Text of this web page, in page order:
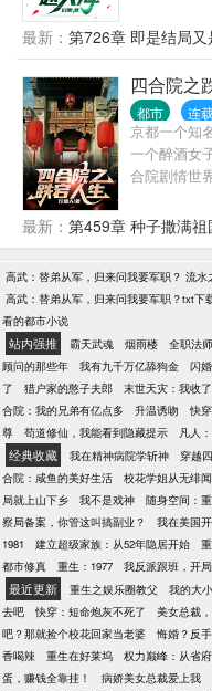
到了六十年
心壮志，只
微体面点的
最新： 第726章 即是结局又
四合院之
都市 连载
京都一个知
一个醉酒女
合院剧情世
自己的生活
写，想大家
代普通老百
最新： 第459章 种子撒满祖
高武：替弟从军，归来问我要军职？ 流水
高武：替弟从军，归来问我要军职？txt下
看的都市小说
站内强推 霸天武魂 烟雨楼 全职法师
顾问的那些年
我有九千万亿舔狗金 闪
了
猎户家的憨子夫郎 末世天灾：我收
合院：我的兄弟有亿点多
升温诱吻 快
尊
苟道修仙，我能看到隐藏提示 凡人
经典收藏 我在精神病院学斩神 穿越
合院：咸鱼的美好生活
校花学姐从无绯
局就上山下乡
我不是戏神 随身空间：
察局备案，你管这叫搞副业？
我在美国
1981
建立超级家族：从52年隐居开始
都市修真
重生：1977 我反派跟班，开
最近更新 重生之娱乐圈教父 我的大
去吧
快穿：短命炮灰不死了 美女总裁
吧？那就捡个校花回家当老婆
悔婚？反
香喝辣
重生在好莱坞 权力巅峰：从省
蛋，赚钱全靠挂！
病娇美女总裁爱上我